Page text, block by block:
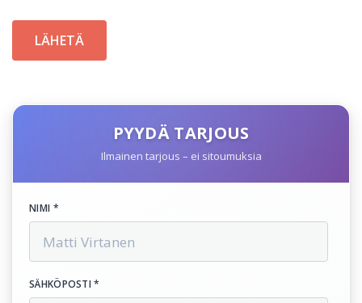
PYYDÄ TARJOUS
Ilmainen tarjous – ei sitoumuksia
NIMI *
SÄHKÖPOSTI *